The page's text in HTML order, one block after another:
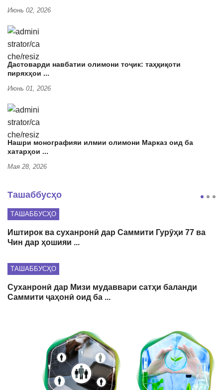
Июнь 02, 2026
Дастоварди навбатии олимони тоҷик: таҳқиқоти
пиряхҳои ...
Июнь 01, 2026
Нашри монографияи илмии олимони Марказ оид ба
хатарҳои ...
Мая 28, 2026
Ташаббусҳо
ТАШАББУСҲО
Иштирок ва суханронӣ дар Саммити Гурӯҳи 77 ва
Чин дар ҳошияи ...
ТАШАББУСҲО
Суханронӣ дар Мизи мудаввари сатҳи баланди
Саммити ҷаҳонӣ оид ба ...